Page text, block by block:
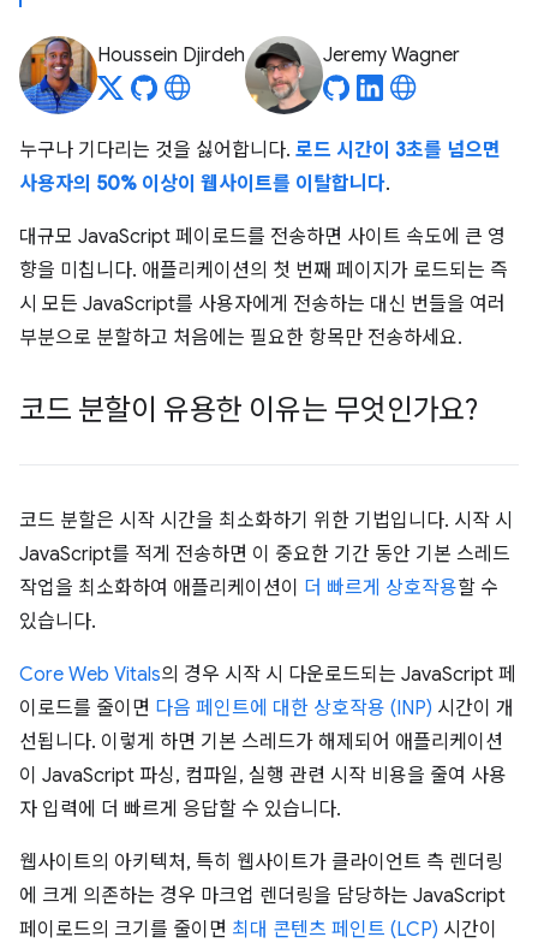
Houssein Djirdeh Jeremy Wagner
누구나 기다리는 것을 싫어합니다. 로드 시간이 3초를 넘으면
사용자의 50% 이상이 웹사이트를 이탈합니다.
대규모 JavaScript 페이로드를 전송하면 사이트 속도에 큰 영
향을 미칩니다. 애플리케이션의 첫 번째 페이지가 로드되는 즉
시 모든 JavaScript를 사용자에게 전송하는 대신 번들을 여러
부분으로 분할하고 처음에는 필요한 항목만 전송하세요.
코드 분할이 유용한 이유는 무엇인가요?
코드 분할은 시작 시간을 최소화하기 위한 기법입니다. 시작 시
JavaScript를 적게 전송하면 이 중요한 기간 동안 기본 스레드
작업을 최소화하여 애플리케이션이 더 빠르게 상호작용할 수
있습니다.
Core Web Vitals의 경우 시작 시 다운로드되는 JavaScript 페
이로드를 줄이면 다음 페인트에 대한 상호작용 (INP) 시간이 개
선됩니다. 이렇게 하면 기본 스레드가 해제되어 애플리케이션
이 JavaScript 파싱, 컴파일, 실행 관련 시작 비용을 줄여 사용
자 입력에 더 빠르게 응답할 수 있습니다.
웹사이트의 아키텍처, 특히 웹사이트가 클라이언트 측 렌더링
에 크게 의존하는 경우 마크업 렌더링을 담당하는 JavaScript
페이로드의 크기를 줄이면 최대 콘텐츠 페인트 (LCP) 시간이